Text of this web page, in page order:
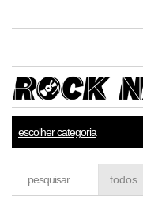
escolher categoria
pesquisar